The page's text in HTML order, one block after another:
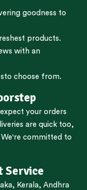
goodness to
products.
with an
to choose from.
your orders
are quick too,
We're committed to
Service
, Kerala, Andhra